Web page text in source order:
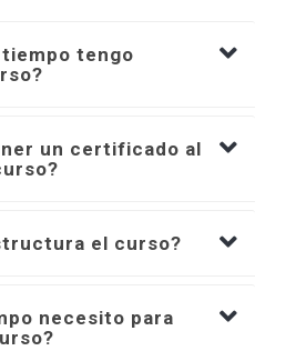
tengo
un certificado al
el curso?
necesito para